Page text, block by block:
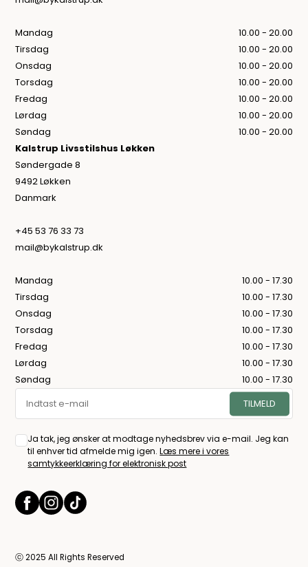
Mandag
10.00 - 20.00
Tirsdag
10.00 - 20.00
Onsdag
10.00 - 20.00
Torsdag
10.00 - 20.00
Fredag
10.00 - 20.00
Lørdag
10.00 - 20.00
Søndag
10.00 - 20.00
Kalstrup Livsstilshus Løkken
Søndergade 8
9492 Løkken
Danmark
+45 53 76 33 73
mail@bykalstrup.dk
Mandag
10.00 - 17.30
Tirsdag
10.00 - 17.30
Onsdag
10.00 - 17.30
Torsdag
10.00 - 17.30
Fredag
10.00 - 17.30
Lørdag
10.00 - 17.30
Søndag
10.00 - 17.30
Ja tak, jeg ønsker at modtage nyhedsbrev via e-mail. Jeg kan
til enhver tid afmelde mig igen.Læs mere i vores
samtykkeerklæring for elektronisk post
ⓒ 2025 All Rights Reserved